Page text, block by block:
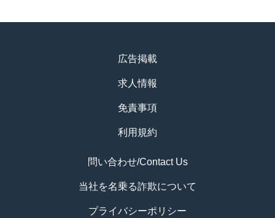
広告掲載
求人情報
免責事項
利用規約
問い合わせ/Contact Us
当社を名乗る詐欺について
プライバシーポリシー